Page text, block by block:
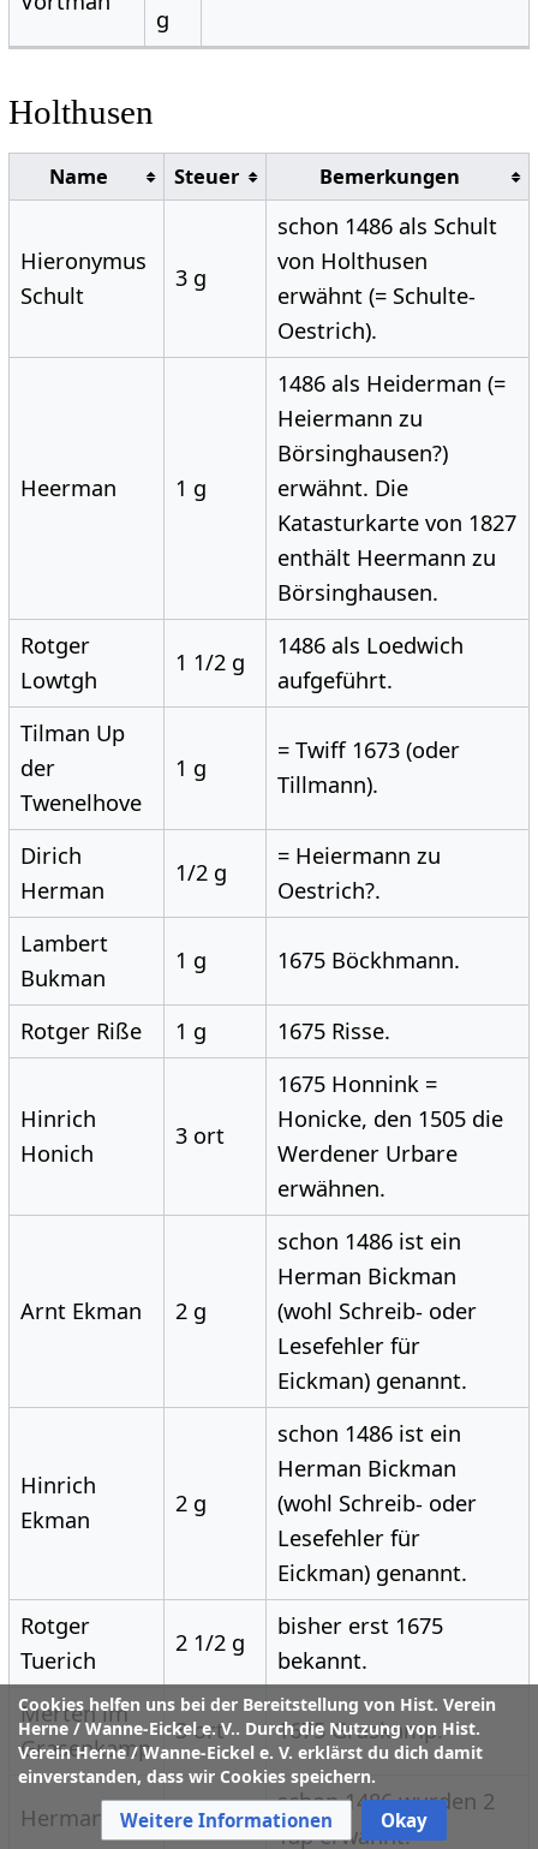
g
Holthusen
Name Steuer Bemerkungen
Hieronymus
Schult
3 g
schon 1486 als Schult
von Holthusen
erwähnt (= Schulte-
Oestrich).
Heerman 1 g
1486 als Heiderman (=
Heiermann zu
Börsinghausen?)
erwähnt. Die
Katasturkarte von 1827
enthält Heermann zu
Börsinghausen.
Rotger
Lowtgh
1 1/2 g
1486 als Loedwich
aufgeführt.
Tilman Up
der
Twenelhove
1 g
= Twiff 1673 (oder
Tillmann).
Dirich
Herman
1/2 g
= Heiermann zu
Oestrich?.
Lambert
Bukman
1 g 1675 Böckhmann.
Rotger Riße 1 g 1675 Risse.
Hinrich
Honich
3 ort
1675 Honnink =
Honicke, den 1505 die
Werdener Urbare
erwähnen.
Arnt Ekman 2 g
schon 1486 ist ein
Herman Bickman
(wohl Schreib- oder
Lesefehler für
Eickman) genannt.
Hinrich
Ekman
2 g
schon 1486 ist ein
Herman Bickman
(wohl Schreib- oder
Lesefehler für
Eickman) genannt.
Rotger
Tuerich
2 1/2 g
bisher erst 1675
bekannt.
Merten im
Grasenkamp
3 ort 1675 Graskamp.
Herman Tap 1 1/2 g
schon 1486 wurden 2
Tap erwähnt.
Cookies helfen uns bei der Bereitstellung von Hist. Verein
Herne / Wanne-Eickel e. V.. Durch die Nutzung von Hist.
Verein Herne / Wanne-Eickel e. V. erklärst du dich damit
einverstanden, dass wir Cookies speichern.
Weitere Informationen Okay